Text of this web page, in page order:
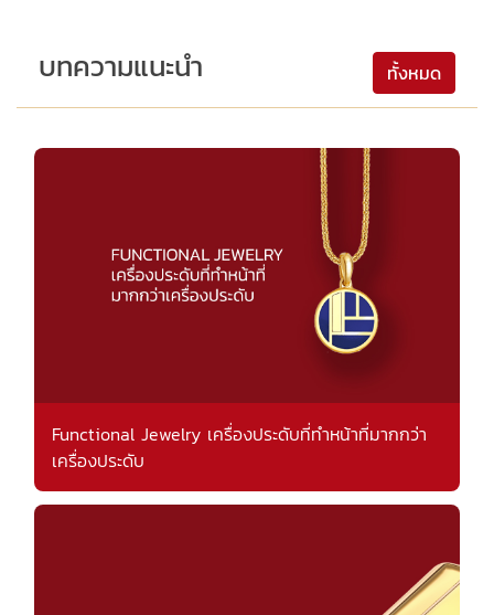
ทั้งหมด
บทความแนะนำ
Functional Jewelry เครื่องประดับที่ทำหน้าที่มากกว่า
เครื่องประดับ